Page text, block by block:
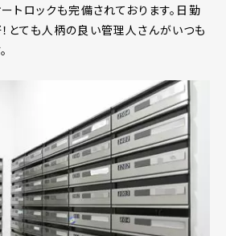
トロックも完備されております。日勤
とても人柄の良い管理人さんがいつも